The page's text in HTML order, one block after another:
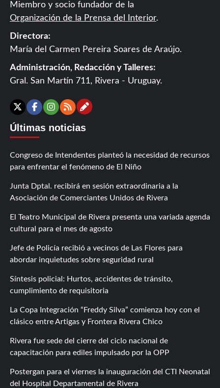
Miembro y socio fundador de la
Organización de la Prensa del Interior.
Directora:
María del Carmen Pereira Soares de Araújo.
Administración, Redacción y Talleres:
Gral. San Martín 711, Rivera - Uruguay.
X Facebook
Instagram
RSSContáctanos
Últimas noticias
Congreso de Intendentes planteó la necesidad de recursos
para enfrentar el fenómeno de El Niño
Junta Dptal. recibirá en sesión extraordinaria a la
Asociación de Comerciantes Unidos de Rivera
El Teatro Municipal de Rivera presenta una variada agenda
cultural para el mes de agosto
Jefe de Policía recibió a vecinos de Las Flores para
abordar inquietudes sobre seguridad rural
Síntesis policial: Hurtos, accidentes de tránsito,
cumplimiento de requisitoria
La Copa Integración “Freddy Silva” comienza hoy con el
clásico entre Artigas y Frontera Rivera Chico
Rivera fue sede del cierre del ciclo nacional de
capacitación para ediles impulsado por la OPP
Postergan para el viernes la inauguración del CTI Neonatal
del Hospital Departamental de Rivera